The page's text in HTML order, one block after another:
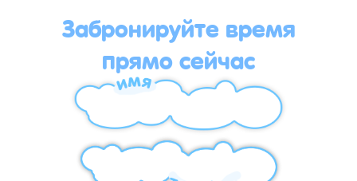
Забронируйте время
прямо сейчас